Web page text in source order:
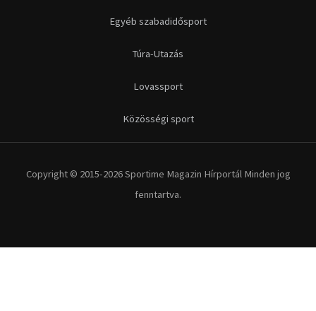
Egyéb szabadidősport
Túra-Utazás
Lovassport
Közösségi sport
Copyright © 2015-2026 Sportime Magazin Hírportál Minden jog
fenntartva.